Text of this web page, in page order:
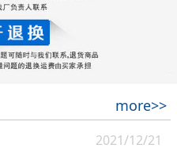
more>>
2021/12/21